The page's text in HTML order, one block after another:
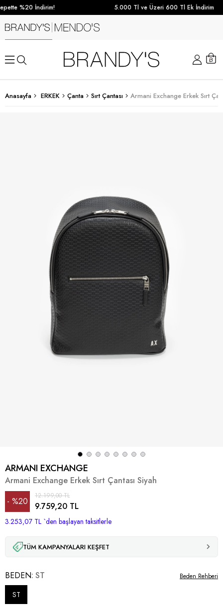
%20 İndirim! 5.000 Tl ve Üzeri 600 Tl Ek İndirim
Anasayfa ERKEK Çanta Sırt Çantası Armani Exchange Erkek Sırt
ARMANI EXCHANGE
Armani Exchange Erkek Sırt Çantası Siyah
%20
İndirim
12.199,00 TL
9.759,20 TL
3.253,07 TL `den başlayan taksitlerle
TÜM KAMPANYALARI KEŞFET
BEDEN ST
ST
Beden Rehberi